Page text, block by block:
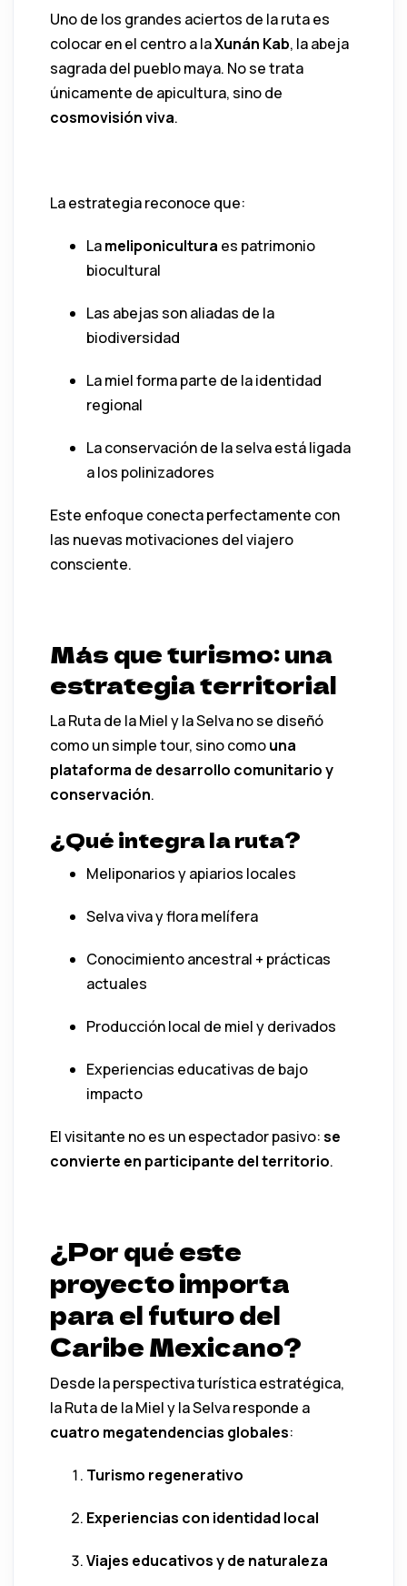
Uno de los grandes aciertos de la ruta es
colocar en el centro a laXunán Kab, la abeja
sagrada del pueblo maya. No se trata
únicamente de apicultura, sino de
cosmovisión viva.
La estrategia reconoce que:
Lameliponicultura es patrimonio
biocultural
Las abejas son aliadas de la
biodiversidad
La miel forma parte de la identidad
regional
La conservación de la selva está ligada
a los polinizadores
Este enfoque conecta perfectamente con
las nuevas motivaciones del viajero
consciente.
Más que turismo: una
estrategia territorial
La Ruta de la Miel y la Selva no se diseñó
como un simple tour, sino comouna
plataforma de desarrollo comunitario y
conservación.
¿Qué integra la ruta?
Meliponarios y apiarios locales
Selva viva y flora melífera
Conocimiento ancestral + prácticas
actuales
Producción local de miel y derivados
Experiencias educativas de bajo
impacto
El visitante no es un espectador pasivo:se
convierte en participante del territorio.
¿Por qué este
proyecto importa
para el futuro del
Caribe Mexicano?
Desde la perspectiva turística estratégica,
la Ruta de la Miel y la Selva responde a
cuatro megatendencias globales:
Turismo regenerativo
Experiencias con identidad local
Viajes educativos y de naturaleza